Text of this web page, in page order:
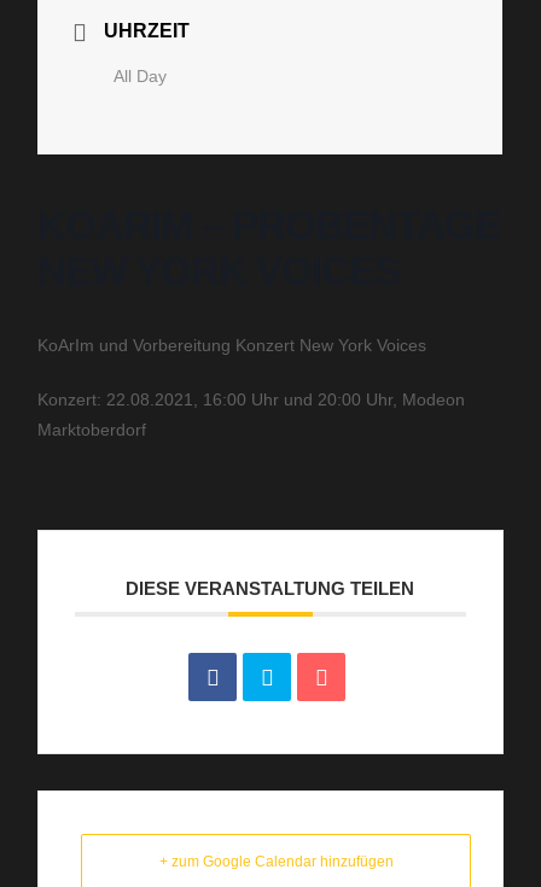
UHRZEIT
All Day
KoArIm und Vorbereitung Konzert New York Voices
Konzert: 22.08.2021, 16:00 Uhr und 20:00 Uhr, Modeon
Marktoberdorf
DIESE VERANSTALTUNG TEILEN
+ zum Google Calendar hinzufügen